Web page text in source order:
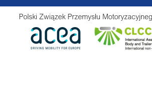
Polski Związek Przemysłu